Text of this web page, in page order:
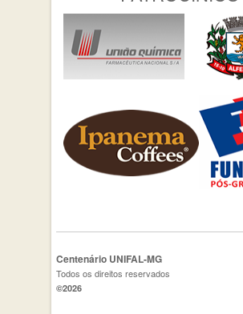
Centenário UNIFAL-MG
Todos os direitos reservados
©2026